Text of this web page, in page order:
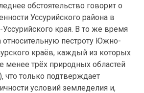
обстоятельство говорит о
Уссурийского района в
края. В то же время
относительную пестроту Южно-
краёв, каждый из которых
менее трёх природных областей
что только подтверждает
условий земледелия и,